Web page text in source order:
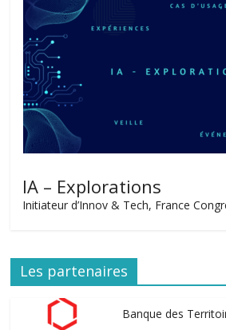
IA – Explorations
Initiateur d’Innov & Tech, France
Les partenaires
Banque des